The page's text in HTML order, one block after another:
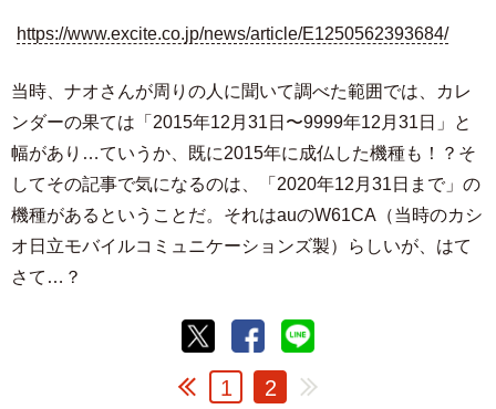
https://www.excite.co.jp/news/article/E1250562393684/
当時、ナオさんが周りの人に聞いて調べた範囲では、カレ
ンダーの果ては「2015年12月31日〜9999年12月31日」と
幅があり…ていうか、既に2015年に成仏した機種も！？そ
してその記事で気になるのは、「2020年12月31日まで」の
機種があるということだ。それはauのW61CA（当時のカシ
オ日立モバイルコミュニケーションズ製）らしいが、はて
さて…？
1 2